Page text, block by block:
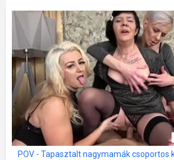
POV - Tapasztalt nagymamák csoportos